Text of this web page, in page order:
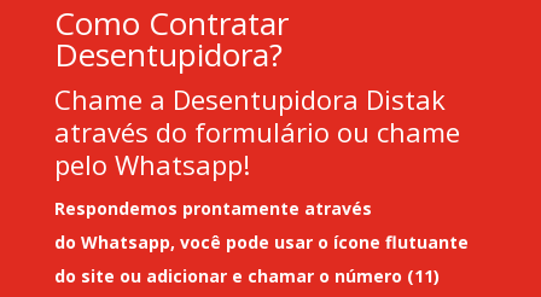
Como Contratar
Desentupidora?
Chame a Desentupidora Distak
através do formulário ou chame
pelo Whatsapp!
Respondemos prontamente através
do Whatsapp, você pode usar o ícone flutuante
do site ou adicionar e chamar o número (11)